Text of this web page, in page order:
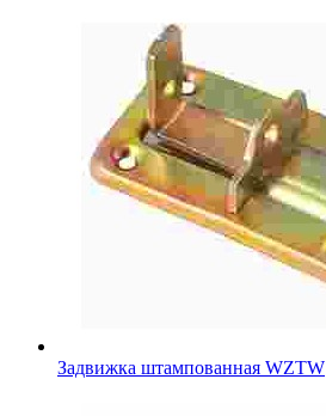
Задвижка штампованная WZTW